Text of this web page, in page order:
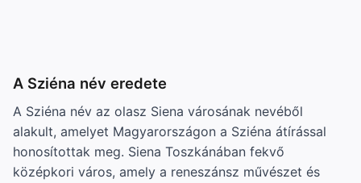
A Sziéna név eredete
A Sziéna név az olasz Siena városának nevéből
alakult, amelyet Magyarországon a Sziéna átírással
honosítottak meg. Siena Toszkánában fekvő
középkori város, amely a reneszánsz művészet és